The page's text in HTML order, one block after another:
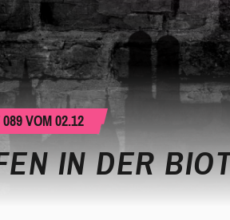
VOM 02.12
IN DER